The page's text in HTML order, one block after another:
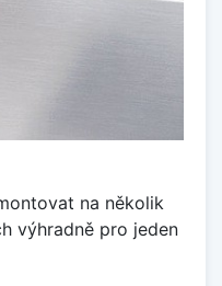
na několik
výhradně pro jeden